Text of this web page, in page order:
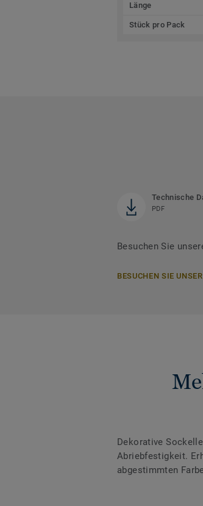
Länge
Stück pro Pack
Technische
PDF
Besuchen Sie
BESUCHEN SIE
Dekorative
Abriebfestigkeit.
abgestimmten